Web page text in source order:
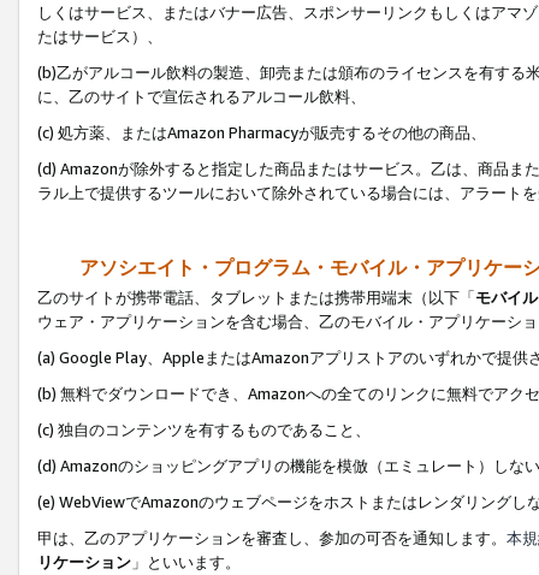
しくはサービス、またはバナー広告、スポンサーリンクもしくはアマ
たはサービス）、
(b)乙がアルコール飲料の製造、卸売または頒布のライセンスを有す
に、乙のサイトで宣伝されるアルコール飲料、
(c) 処方薬、またはAmazon Pharmacyが販売するその他の商品、
(d) Amazonが除外すると指定した商品またはサービス。乙は、商品ま
ラル上で提供するツールにおいて除外されている場合には、アラート
アソシエイト・プログラム・モバイル・アプリケー
乙のサイトが携帯電話、タブレットまたは携帯用端末（以下「モバイ
ウェア・アプリケーションを含む場合、乙のモバイル・アプリケーシ
(a) Google Play、AppleまたはAmazonアプリストアのいずれかで提供
(b) 無料でダウンロードでき、Amazonへの全てのリンクに無料でアク
(c) 独自のコンテンツを有するものであること、
(d) Amazonのショッピングアプリの機能を模倣（エミュレート）しな
(e) WebViewでAmazonのウェブページをホストまたはレンダリングし
甲は、乙のアプリケーションを審査し、参加の可否を通知します。 本
リケーション 」といいます。